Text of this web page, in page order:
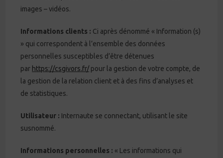
images – vidéos.
Informations clients : Ci après dénommé « Information (s)
» qui correspondent à l’ensemble des données
personnelles susceptibles d’être détenues
par https://csgivors.fr/pour la gestion de votre compte, de
la gestion de la relation client et à des fins d’analyses et
de statistiques.
Utilisateur : Internaute se connectant, utilisant le site
susnommé.
Informations personnelles : « Les informations qui